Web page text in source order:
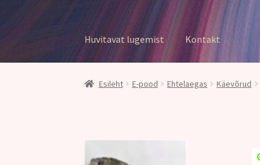
Huvitavat lugemist Kontakt
Esileht E-pood Ehtelaegas Käevõrud